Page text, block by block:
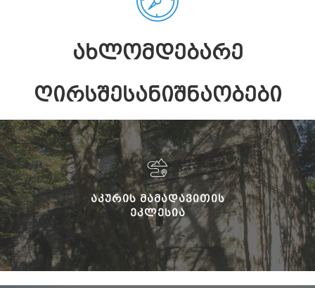
ᲐᲮᲚᲝᲛᲓᲔᲑᲐᲠᲔ
ᲦᲘᲠᲡᲨᲔᲡᲐᲜᲘᲨᲜᲐᲝᲑᲔᲑᲘ
ᲐᲙᲣᲠᲘᲡ ᲛᲐᲛᲐᲓᲐᲕᲘᲗᲘᲡ
ᲔᲙᲚᲔᲡᲘᲐ